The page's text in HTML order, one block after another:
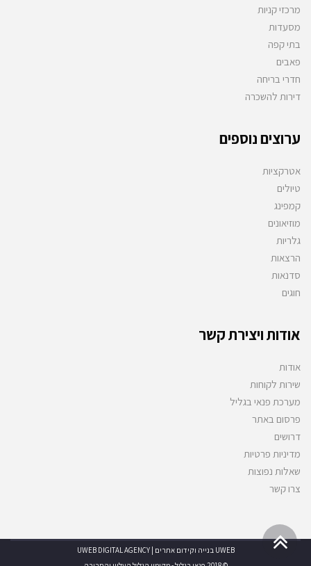
מרכזי קניות
מסעדות
בתי קפה
פאבים
חדרי בריחה
דירות להשכרה
ערוצים נוספים
אטרקציות
טיולים
קמפינג
מוזיאונים
גלריות
הרצאות
סדנאות
חוגים
אודות ויצירת קשר
אודות
שירות לקוחות
מערכת פנאי בגליל
פרסום באתר
דרושים
מדיניות פרטיות
שאלות נפוצות
צרו קשר
UWEB בנייה וקידום אתרים | UWEB DIGITAL AGENCY
גלילה